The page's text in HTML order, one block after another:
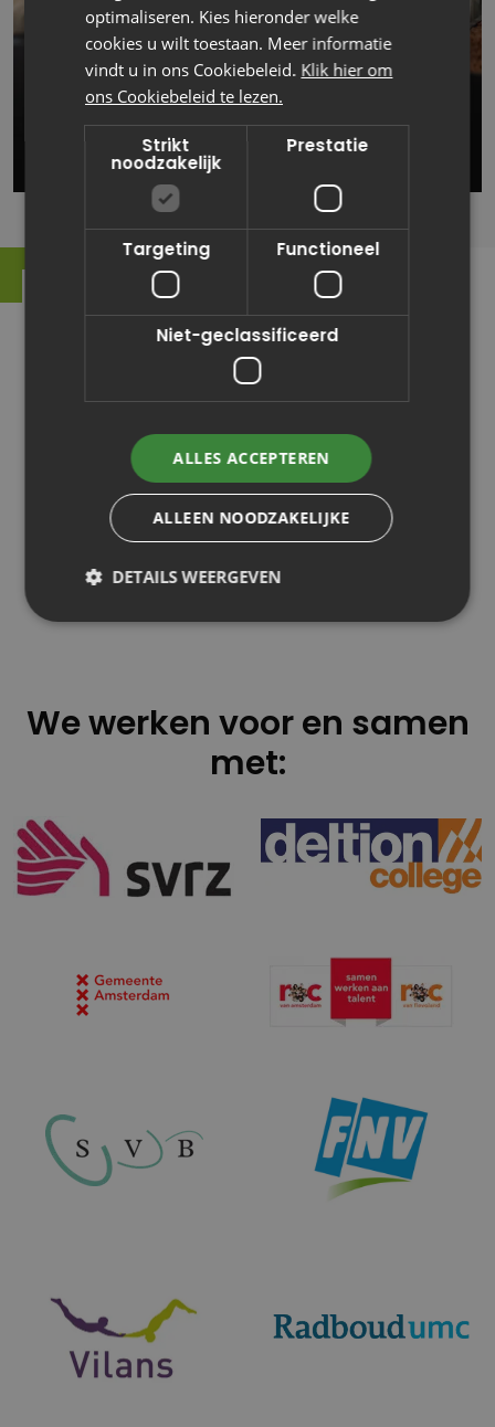
Umbraco Headless
Vanuit een centrale beheeromgeving biedt
Umbraco niet alleen de mogelijkheid om de content
voor je website te beheren, maar dit ook verder te
trekken naar andere belangrijke kanalen zoals social
media, apps, intranet en meer. Deze omnichannel
meer naar toe aan het groeien zijn, en waar
Umbraco goed bij aansluit.
We werken voor en samen
met:
optimaliseren. Kies hieronder welke
cookies u wilt toestaan. Meer informatie
vindt u in ons Cookiebeleid. Klik hier om
ons Cookiebeleid te lezen.
Strikt
noodzakelijk
Prestatie
Targeting Functioneel
Niet-geclassificeerd
ALLES ACCEPTEREN
ALLEEN NOODZAKELIJKE
DETAILS WEERGEVEN